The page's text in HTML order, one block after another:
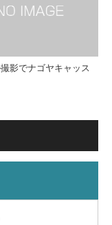
影でナゴヤキャッス